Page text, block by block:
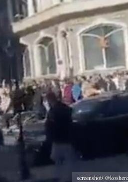
screenshot/